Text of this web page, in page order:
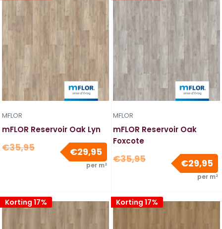
MFLOR
mFLOR Reservoir Oak Lyn
Normale
€35,95 Verkoopprijs
€29,95
per m²
MFLOR
mFLOR Reservoir Oak
Foxcote
Normale
€35,95 €29,95
per m²
Korting 17% Korting 17%